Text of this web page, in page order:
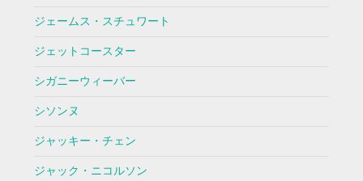
ジェームス・スチュワート
ジェットコースター
シガニーウィーバー
シソンヌ
ジャッキー・チェン
ジャック・ニコルソン